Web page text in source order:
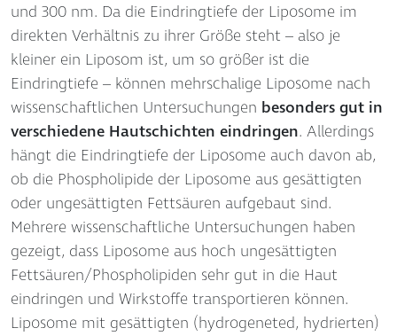
und 300 nm. Da die Eindringtiefe der Liposome im
direkten Verhältnis zu ihrer Größe steht – also je
kleiner ein Liposom ist, um so größer ist die
Eindringtiefe – können mehrschalige Liposome nach
wissenschaftlichen Untersuchungen besonders gut in
verschiedene Hautschichten eindringen. Allerdings
hängt die Eindringtiefe der Liposome auch davon ab,
ob die Phospholipide der Liposome aus gesättigten
oder ungesättigten Fettsäuren aufgebaut sind.
Mehrere wissenschaftliche Untersuchungen haben
gezeigt, dass Liposome aus hoch ungesättigten
Fettsäuren/Phospholipiden sehr gut in die Haut
eindringen und Wirkstoffe transportieren können.
Liposome mit gesättigten (hydrogeneted, hydrierten)